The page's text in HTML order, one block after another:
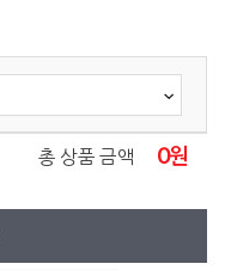
총 상품 금액 0원